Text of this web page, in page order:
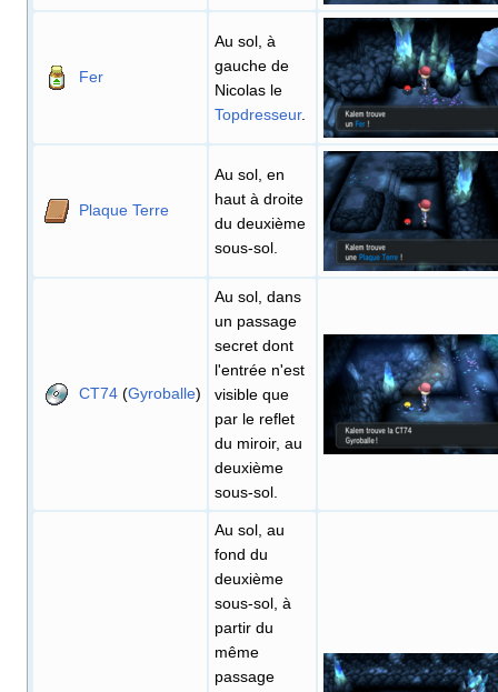
Fer
Au sol, à
gauche de
Nicolas le
Topdresseur.
Plaque Terre
Au sol, en
haut à droite
du deuxième
sous-sol.
CT74 (Gyroballe)
Au sol, dans
un passage
secret dont
l'entrée n'est
visible que
par le reflet
du miroir, au
deuxième
sous-sol.
Au sol, au
fond du
deuxième
sous-sol, à
partir du
même
passage